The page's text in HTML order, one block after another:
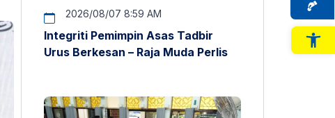
2026/08/07 8:59 AM
Integriti Pemimpin Asas Tadbir
Urus Berkesan – Raja Muda Perlis